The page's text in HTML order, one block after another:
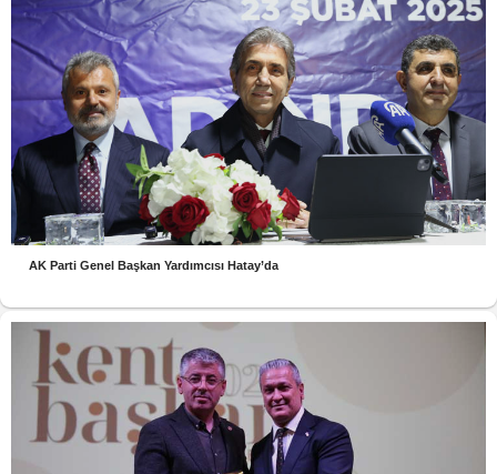
AK Parti Genel Başkan Yardımcısı Hatay’da